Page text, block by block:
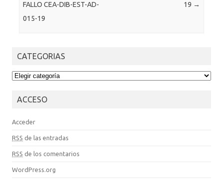
FALLO CEA-DIB-EST-AD-
015-19
19 →
CATEGORIAS
CATEGORIAS
ACCESO
Acceder
RSS de las entradas
RSS de los comentarios
WordPress.org